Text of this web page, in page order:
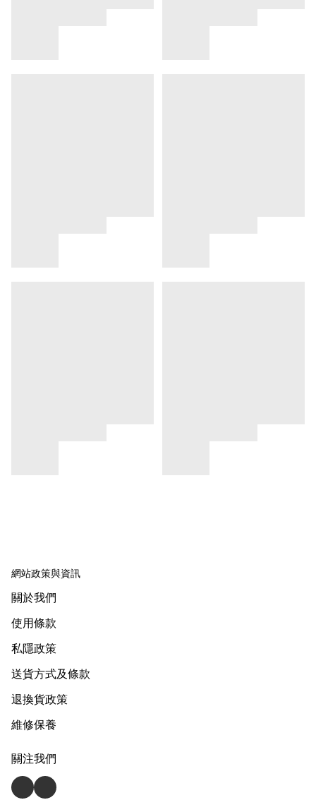
網站政策與資訊
關於我們
使用條款
私隱政策
送貨方式及條款
退換貨政策
維修保養
關注我們